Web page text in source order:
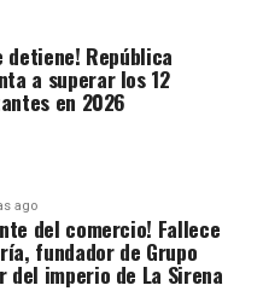
detiene! República
a superar los 12
en 2026
ago
del comercio! Fallece
fundador de Grupo
del imperio de La Sirena